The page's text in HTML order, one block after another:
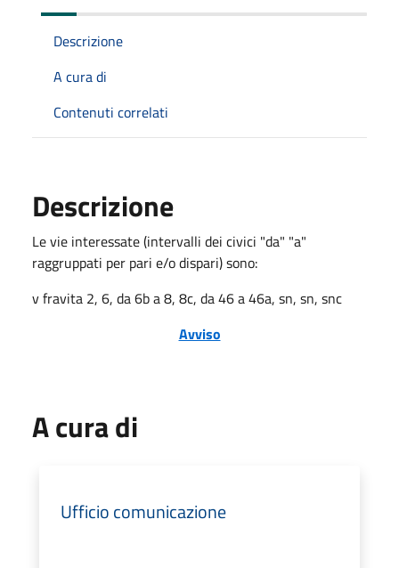
Descrizione
A cura di
Contenuti correlati
Descrizione
Le vie interessate (intervalli dei civici "da" "a"
raggruppati per pari e/o dispari) sono:
v fravita 2, 6, da 6b a 8, 8c, da 46 a 46a, sn, sn, snc
Avviso
A cura di
Ufficio comunicazione